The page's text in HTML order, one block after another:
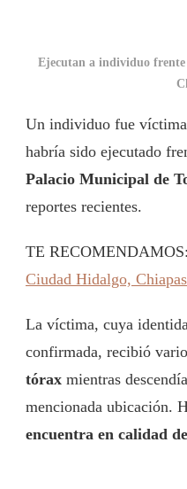
Ejecutan a individuo
Un individuo fue
habría sido ejecutado
Palacio Municipal de
reportes recientes.
TE RECOMENDAMOS:
Ciudad Hidalgo, Chiapas
La víctima, cuya
confirmada, recibió
tórax mientras
mencionada ubicación.
encuentra en calidad